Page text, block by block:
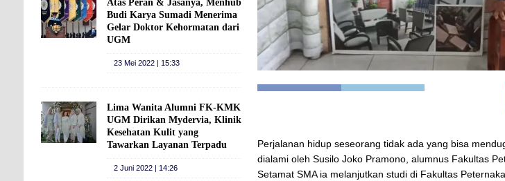
Perjalanan hidup seseorang tidak ada yang bisa
dialami oleh Susilo Joko Pramono, alumnus Fakultas
Setamat SMA ia melanjutkan studi di Fakultas
Atas Peran & Jasanya, Menhub
Budi Karya Sumadi Menerima
Gelar Doktor Kehormatan dari
UGM
23 Mei 2022 | 15:33
Lima Wanita Alumni FK-KMK
UGM Dirikan Mydervia, Klinik
Kesehatan Kulit yang
Tawarkan Layanan Terpadu
2 Juni 2022 | 14:26